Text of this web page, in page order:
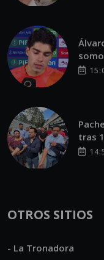
tras
OTROS SITIOS
- La Tronadora